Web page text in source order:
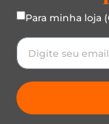
Para minha loja